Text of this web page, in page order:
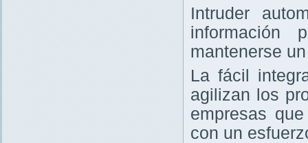
Intruder
información
mantenerse
La fácil
agilizan los
empresas
con un